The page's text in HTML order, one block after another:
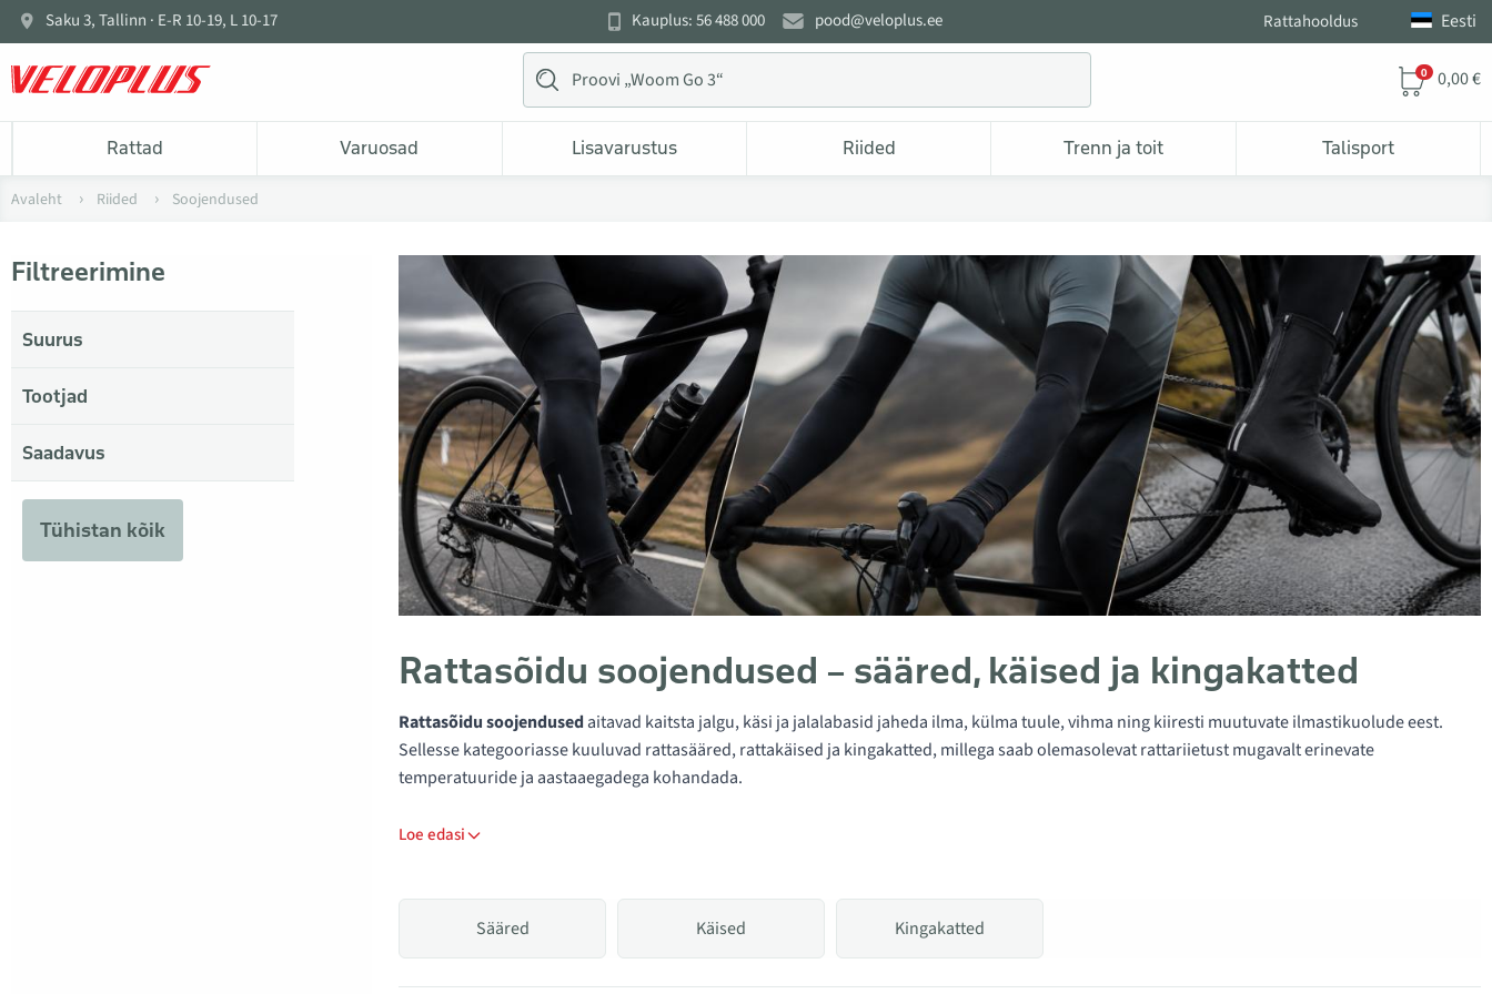
Saku 3, Tallinn · E-R 10-19, L 10-17 Kauplus: 56 488 000 pood@veloplus.ee Rattahooldus Eesti
0 0,00 €
Rattad Varuosad Lisavarustus Riided Trenn ja toit Talisport
Avaleht Riided Soojendused
Rattasõidu soojendused – sääred, käised ja kingakatted
Rattasõidu soojendusedaitavad kaitsta jalgu, käsi ja jalalabasid jaheda ilma, külma tuule, vihma ning kiiresti muutuvate ilmastikuolude eest.
Sellesse kategooriasse kuuluvad rattasääred, rattakäised ja kingakatted, millega saab olemasolevat rattariietust mugavalt erinevate
temperatuuride ja aastaaegadega kohandada.
Loe edasi
Filtreerimine
Suurus
Tootjad
Saadavus
Tühistan kõik
Sääred Käised Kingakatted